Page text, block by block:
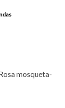
mosqueta-